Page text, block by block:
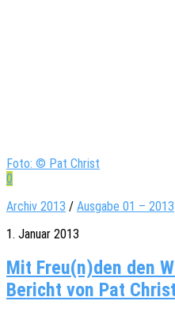
Foto: © Pat Christ
0
Archiv 2013 / Ausgabe 01 – 2013
1. Januar 2013
Mit Freu(n)den den
Bericht von Pat Christ